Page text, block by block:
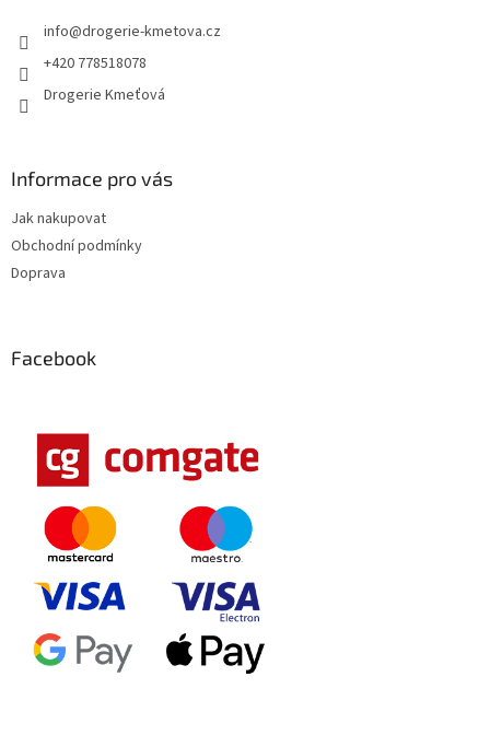
info@drogerie-kmetova.cz
+420 778518078
Drogerie Kmeťová
Informace pro vás
Jak nakupovat
Obchodní podmínky
Doprava
Facebook